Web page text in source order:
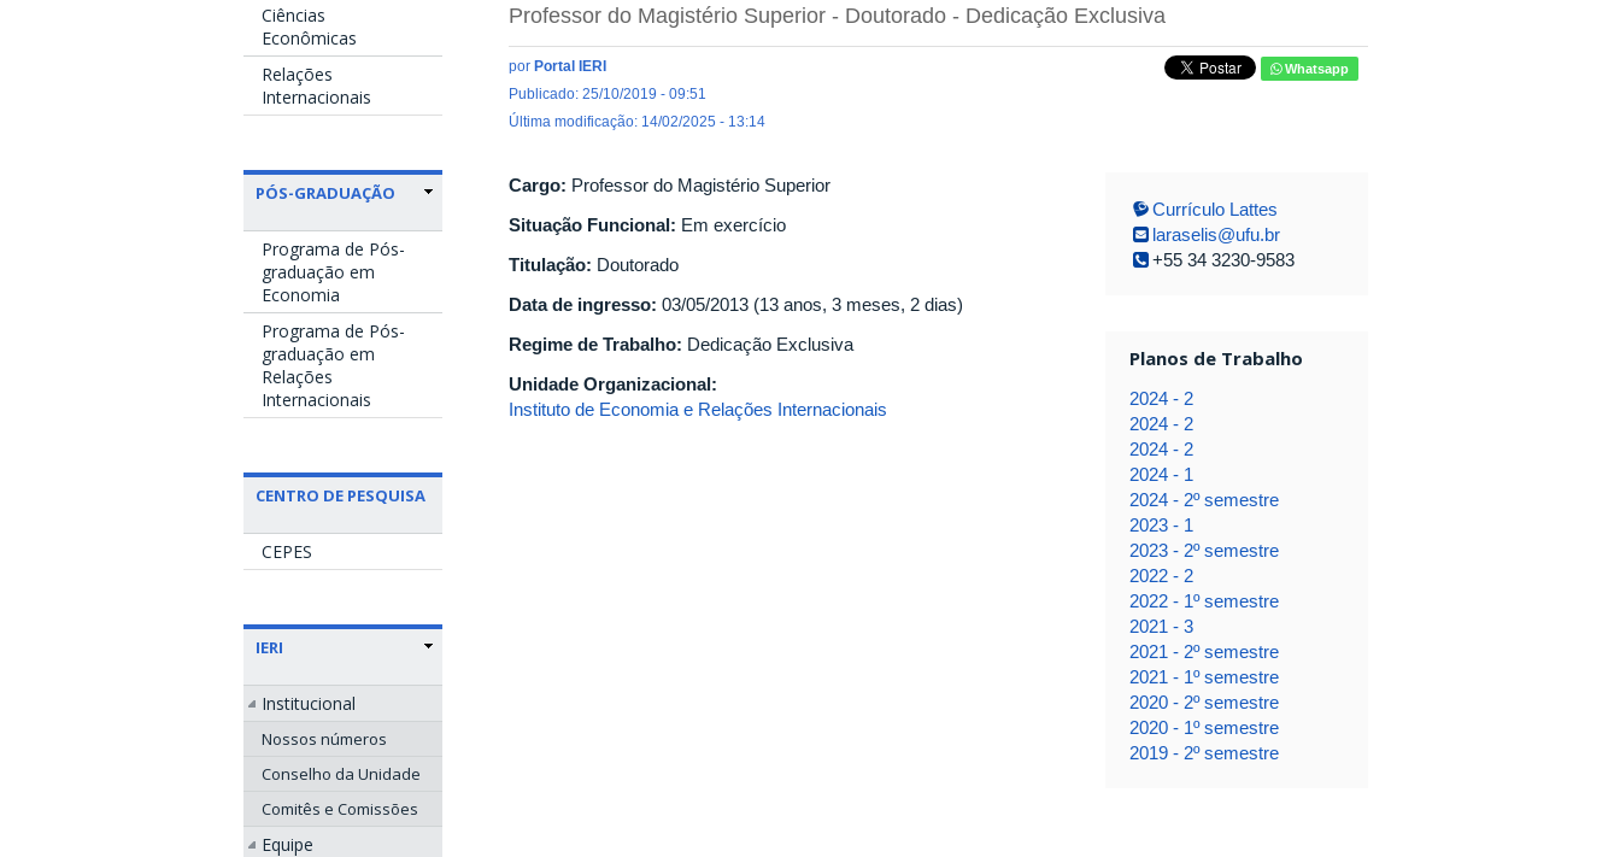
Ciências
Econômicas
Relações
Internacionais
PÓS-GRADUAÇÃO
Programa de Pós-
graduação em
Economia
Programa de Pós-
graduação em
Relações
Internacionais
CENTRO DE PESQUISA
CEPES
IERI
Institucional
Nossos números
Conselho da Unidade
Comitês e Comissões
Equipe
Professor do Magistério Superior - Doutorado - Dedicação Exclusiva
por Portal IERI
Publicado: 25/10/2019 - 09:51
Última modificação: 14/02/2025 - 13:14
Whatsapp
Cargo: Professor do Magistério Superior
Situação Funcional: Em exercício
Titulação: Doutorado
Data de ingresso: 03/05/2013 (13 anos, 3 meses, 2 dias)
Regime de Trabalho: Dedicação Exclusiva
Unidade Organizacional:
Instituto de Economia e Relações Internacionais
Currículo Lattes
laraselis@ufu.br
+55 34 3230-9583
Planos de Trabalho
2024 - 2
2024 - 2
2024 - 2
2024 - 1
2024 - 2º semestre
2023 - 1
2023 - 2º semestre
2022 - 2
2022 - 1º semestre
2021 - 3
2021 - 2º semestre
2021 - 1º semestre
2020 - 2º semestre
2020 - 1º semestre
2019 - 2º semestre